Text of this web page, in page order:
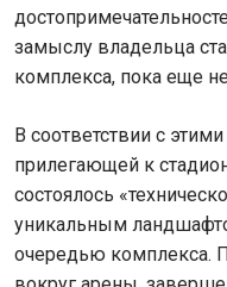
замыслу владельца
комплекса, пока еще
В соответствии с
прилегающей к
состоялось
уникальным
очередью комплекса.